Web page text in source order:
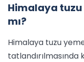
Himalaya tuzu
mı?
Himalaya tuzu
tatlandırılmasında